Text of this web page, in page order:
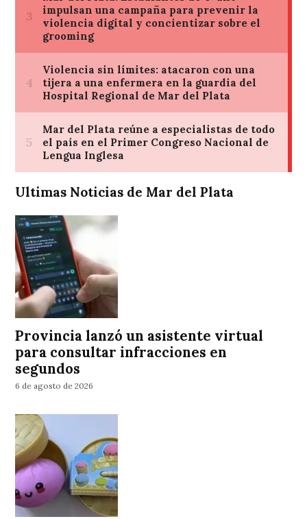
Ultimas Noticias de Mar del Plata
Provincia lanzó un asistente virtual
para consultar infracciones en
segundos
6 de agosto de 2026